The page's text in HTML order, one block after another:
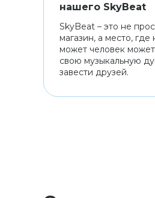
нашего SkyBeat
SkyBeat – это не
магазин, а место,
может человек
свою музыкальную
завести друзей.